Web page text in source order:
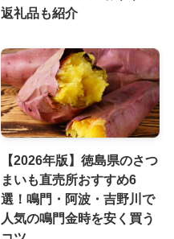
返礼品も紹介
【2026年版】徳島県のさつ
まいも直売所おすすめ6
選！鳴門・阿波・吉野川で
人気の鳴門金時を安く買う